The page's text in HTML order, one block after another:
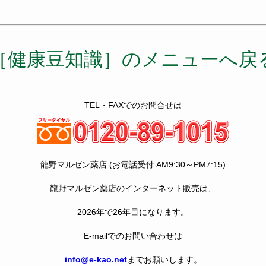
健康豆知識］のメニューへ戻
TEL・FAXでのお問合せは
龍野マルゼン薬店 (お電話受付 AM9:30～PM7:15)
龍野マルゼン薬店のインターネット販売は、
2026年で26年目になります。
E-mailでのお問い合わせは
info@e-kao.netまでお願いします。